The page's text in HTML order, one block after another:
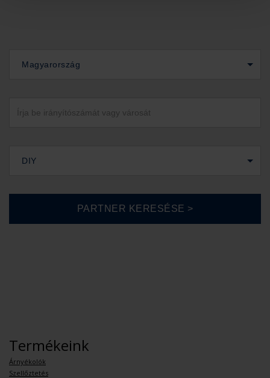
Magyarország
DIY
Termékeink
Árnyékolók
Szellőztetés